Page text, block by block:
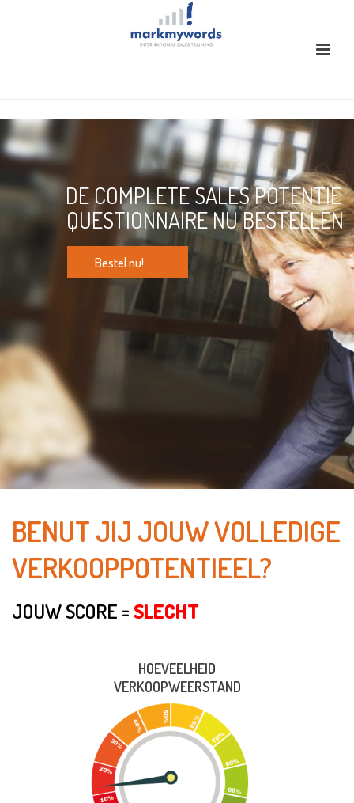
DE COMPLETE SALES POTENTIE
QUESTIONNAIRE NU BESTELLEN
Bestel nu!
BENUT JIJ JOUW VOLLEDIGE
VERKOOPPOTENTIEEL?
JOUW SCORE =SLECHT
HOEVEELHEID
VERKOOPWEERSTAND